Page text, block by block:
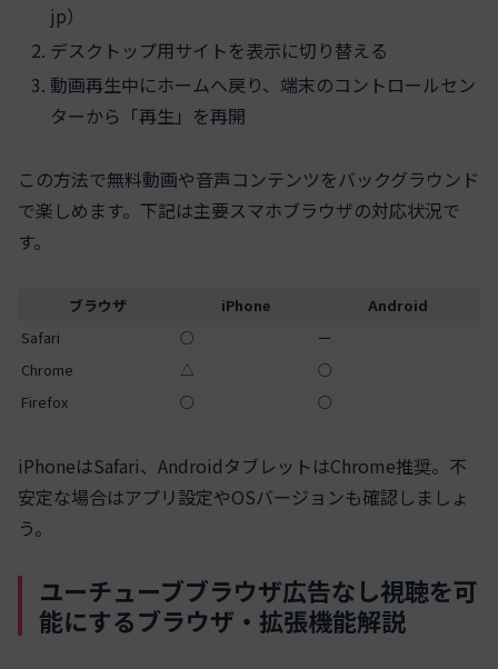
jp）
デスクトップ用サイトを表示に切り替える
動画再生中にホームへ戻り、端末のコントロールセン
ターから「再生」を再開
この方法で無料動画や音声コンテンツをバックグラウンド
で楽しめます。下記は主要スマホブラウザの対応状況で
す。
ブラウザ iPhone
Android
Safari
○
ー
Chrome
△
○
Firefox
○ ○
iPhoneはSafari、AndroidタブレットはChrome推奨。不
安定な場合はアプリ設定やOSバージョンも確認しましょ
う。
ユーチューブブラウザ広告なし視聴を可
能にするブラウザ・拡張機能解説